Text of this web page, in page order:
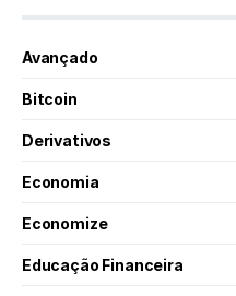
Avançado
Bitcoin
Derivativos
Economia
Economize
Educação Financeira